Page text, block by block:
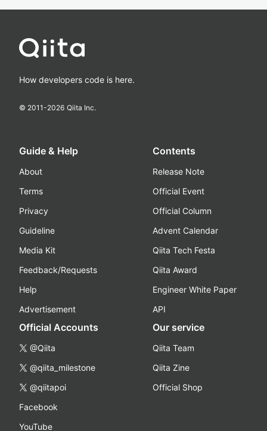
How developers code is here.
© 2011-2026 Qiita Inc.
Guide & Help
About
Terms
Privacy
Guideline
Media Kit
Feedback/Requests
Help
Advertisement
Contents
Release Note
Official Event
Official Column
Advent Calendar
Qiita Tech Festa
Qiita Award
Engineer White Paper
API
Official Accounts
@Qiita
@qiita_milestone
@qiitapoi
Facebook
YouTube
Our service
Qiita Team
Qiita Zine
Official Shop